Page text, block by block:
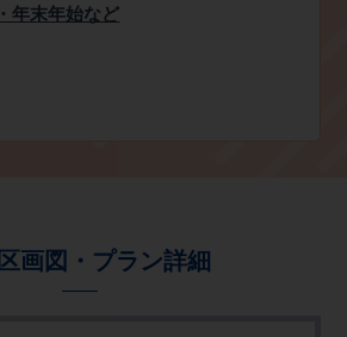
年末年始など
画図・プラン詳細